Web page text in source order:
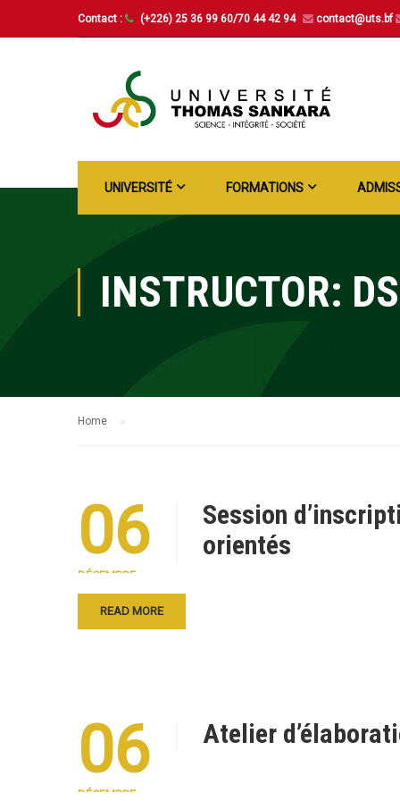
Contact : (+226) 25 36 99 60/70 44 42 94 contact@uts.bf
UNIVERSITÉ FORMATIONS
INSTRUCTOR:
Home
06
DÉCEMBRE
Session
orientés
READ MORE
06
DÉCEMBRE
Atelier